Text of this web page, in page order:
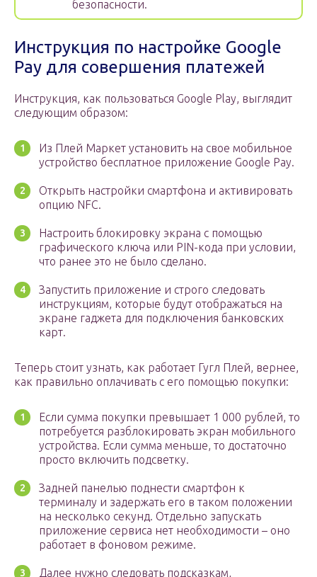
безопасности.
Инструкция по настройке Google
Pay для совершения платежей
Инструкция, как пользоваться Google Play, выглядит
следующим образом:
Из Плей Маркет установить на свое мобильное
устройство бесплатное приложение Google Pay.
Открыть настройки смартфона и активировать
опцию NFC.
Настроить блокировку экрана с помощью
графического ключа или PIN-кода при условии,
что ранее это не было сделано.
Запустить приложение и строго следовать
инструкциям, которые будут отображаться на
экране гаджета для подключения банковских
карт.
Теперь стоит узнать, как работает Гугл Плей, вернее,
как правильно оплачивать с его помощью покупки:
Если сумма покупки превышает 1 000 рублей, то
потребуется разблокировать экран мобильного
устройства. Если сумма меньше, то достаточно
просто включить подсветку.
Задней панелью поднести смартфон к
терминалу и задержать его в таком положении
на несколько секунд. Отдельно запускать
приложение сервиса нет необходимости – оно
работает в фоновом режиме.
Далее нужно следовать подсказкам,